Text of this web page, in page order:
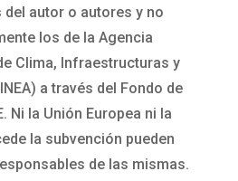
autor o autores y no
los de la Agencia
Clima, Infraestructuras y
a través del Fondo de
Ni la Unión Europea ni la
la subvención pueden
de las mismas.